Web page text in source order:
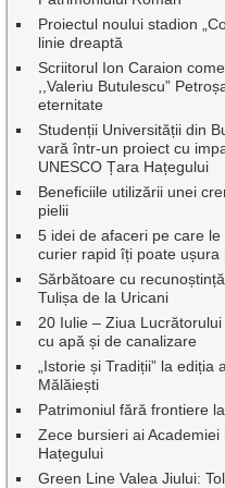
Proiectul noului stadion
linie dreaptă
Scriitorul Ion Caraion
,,Valeriu Butulescu”
eternitate
Studenții Universității din
vară într-un proiect cu
UNESCO Țara Hațegului
Beneficiile utilizării unei
pielii
5 idei de afaceri pe care
curier rapid îți poate ușura
Sărbătoare cu
Tulișa de la Uricani
20 Iulie – Ziua
cu apă și de canalizare
„Istorie și Tradiții” la ediția
Mălăiești
Patrimoniul fără frontiere
Zece bursieri ai
Hațegului
Green Line Valea Jiului: